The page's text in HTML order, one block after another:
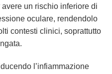
un rischio inferiore di
oculare, rendendolo
contesti clinici, soprattutto
l’infiammazione